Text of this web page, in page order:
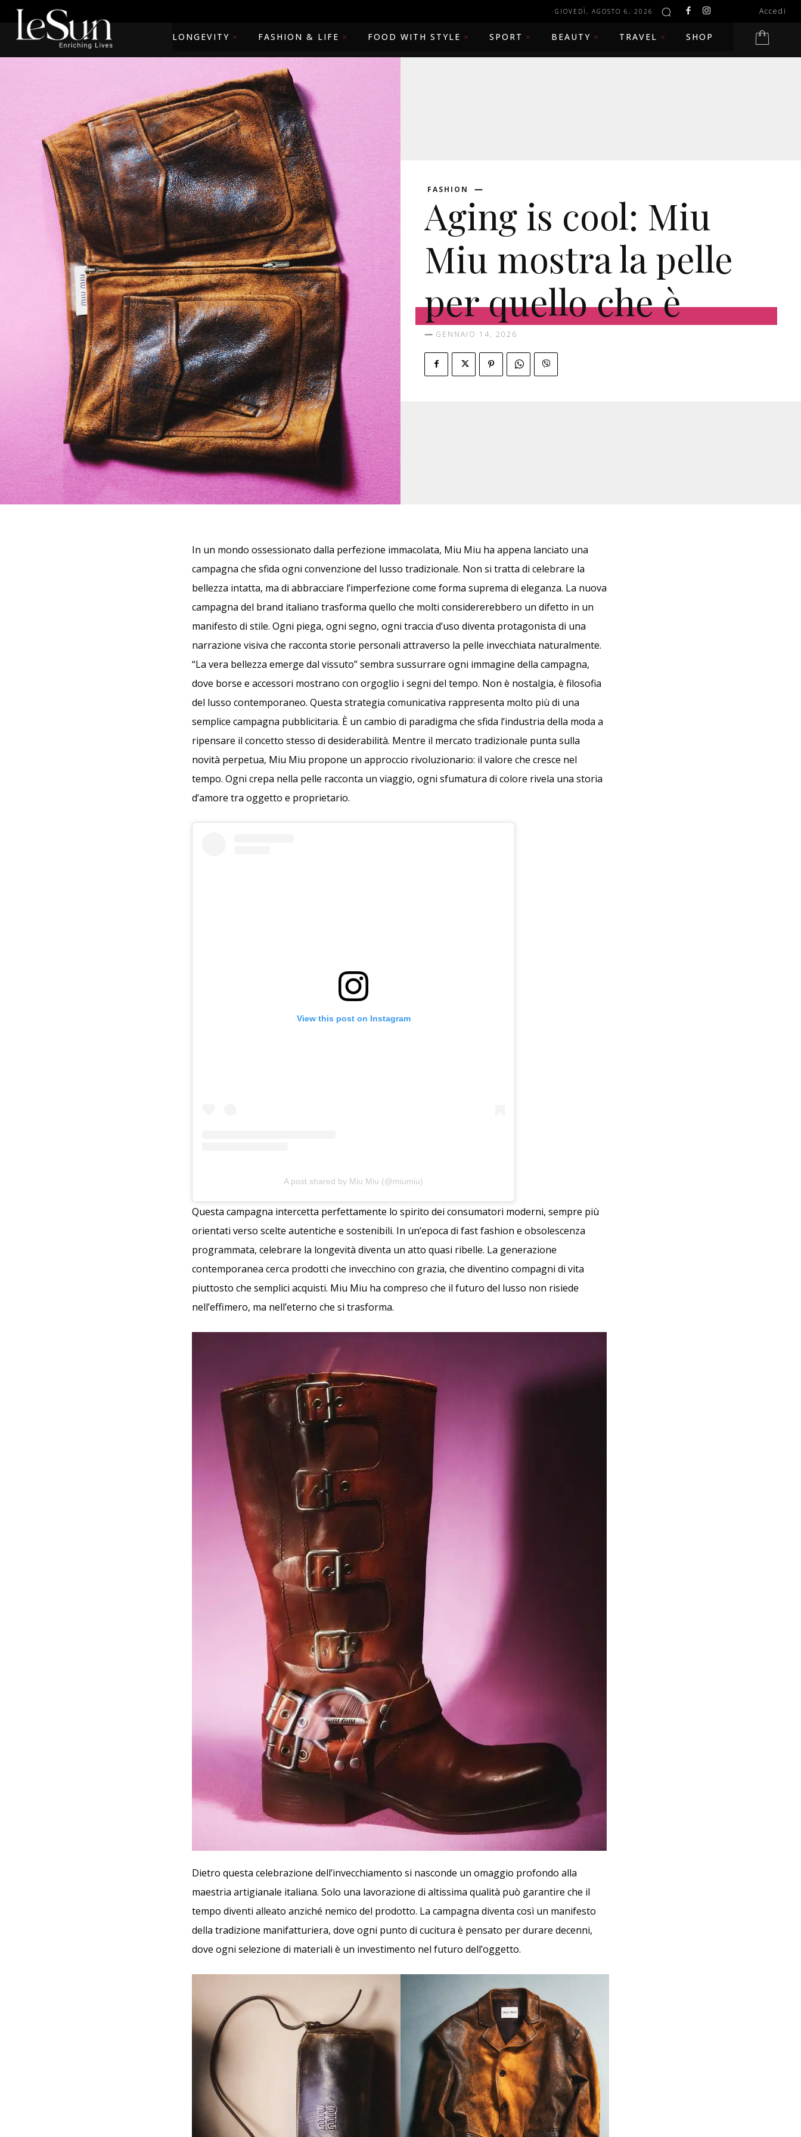
GIOVEDÌ, AGOSTO 6, 2026 Accedi
LONGEVITY FASHION & LIFE FOOD WITH STYLE SPORT BEAUTY TRAVEL SHOP
FASHION
Aging is cool: Miu
Miu mostra la pelle
per quello che è
GENNAIO 14, 2026
In un mondo ossessionato dalla perfezione immacolata, Miu Miu ha appena lanciato una
campagna che sfida ogni convenzione del lusso tradizionale. Non si tratta di celebrare la
bellezza intatta, ma di abbracciare l’imperfezione come forma suprema di eleganza. La nuova
campagna del brand italiano trasforma quello che molti considererebbero un difetto in un
manifesto di stile. Ogni piega, ogni segno, ogni traccia d’uso diventa protagonista di una
narrazione visiva che racconta storie personali attraverso la pelle invecchiata naturalmente.
“La vera bellezza emerge dal vissuto” sembra sussurrare ogni immagine della campagna,
dove borse e accessori mostrano con orgoglio i segni del tempo. Non è nostalgia, è filosofia
del lusso contemporaneo. Questa strategia comunicativa rappresenta molto più di una
semplice campagna pubblicitaria. È un cambio di paradigma che sfida l’industria della moda a
ripensare il concetto stesso di desiderabilità. Mentre il mercato tradizionale punta sulla
novità perpetua, Miu Miu propone un approccio rivoluzionario: il valore che cresce nel
tempo. Ogni crepa nella pelle racconta un viaggio, ogni sfumatura di colore rivela una storia
d’amore tra oggetto e proprietario.
View this post on Instagram
A post shared by Miu Miu (@miumiu)
Questa campagna intercetta perfettamente lo spirito dei consumatori moderni, sempre più
orientati verso scelte autentiche e sostenibili. In un’epoca di fast fashion e obsolescenza
programmata, celebrare la longevità diventa un atto quasi ribelle. La generazione
contemporanea cerca prodotti che invecchino con grazia, che diventino compagni di vita
piuttosto che semplici acquisti. Miu Miu ha compreso che il futuro del lusso non risiede
nell’effimero, ma nell’eterno che si trasforma.
Dietro questa celebrazione dell’invecchiamento si nasconde un omaggio profondo alla
maestria artigianale italiana. Solo una lavorazione di altissima qualità può garantire che il
tempo diventi alleato anziché nemico del prodotto. La campagna diventa così un manifesto
della tradizione manifatturiera, dove ogni punto di cucitura è pensato per durare decenni,
dove ogni selezione di materiali è un investimento nel futuro dell’oggetto.